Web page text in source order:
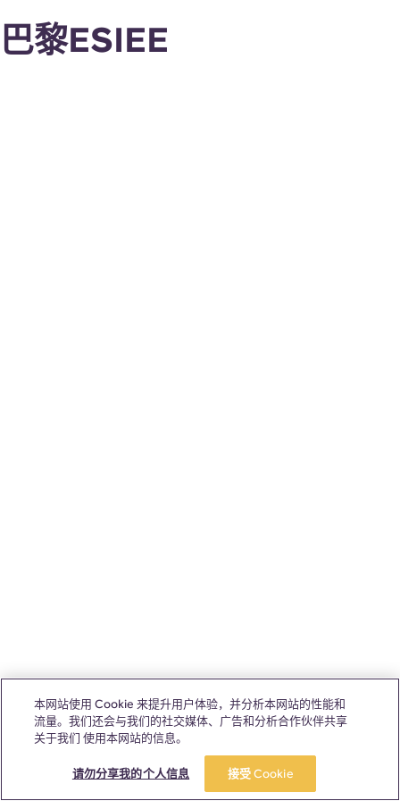
巴黎ESIEE
本网站使用 Cookie 来提升用户体验，并分析本网站的性能和
流量。我们还会与我们的社交媒体、广告和分析合作伙伴共享
关于我们 使用本网站的信息。
请勿分享我的个人信息 接受 Cookie